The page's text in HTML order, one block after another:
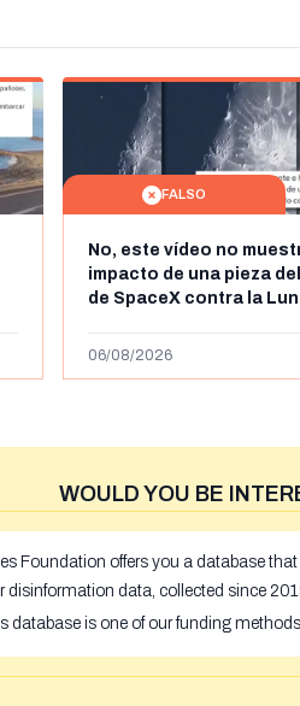
FALSO
No, este vídeo no
impacto de una pieza
de SpaceX contra la
menos abril de 2026
06/08/2026
WOULD YOU BE
Foundation offers you a database
disinformation data, collected since
database is one of our funding